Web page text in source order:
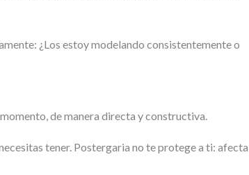
¿Los estoy modelando consistentemente o
de manera directa y constructiva.
tener. Postergaria no te protege a ti: afecta